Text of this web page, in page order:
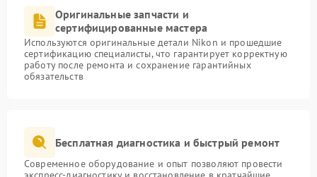
Оригинальные запчасти и
сертифицированные мастера
Используются оригинальные детали Nikon и прошедшие
сертификацию специалисты, что гарантирует корректную
работу после ремонта и сохранение гарантийных
обязательств
Бесплатная диагностика и быстрый ремонт
Современное оборудование и опыт позволяют провести